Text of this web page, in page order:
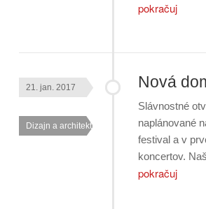
pokračuj
Nová
21. jan. 2017
Dizajn a architektúra
Slávnostné
naplánované
festival a v
koncertov.
pokračuj